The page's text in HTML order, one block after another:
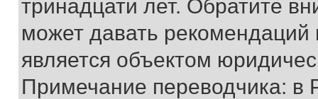
тринадцати лет. Обратите
может давать
является объектом
Примечание переводчика: в